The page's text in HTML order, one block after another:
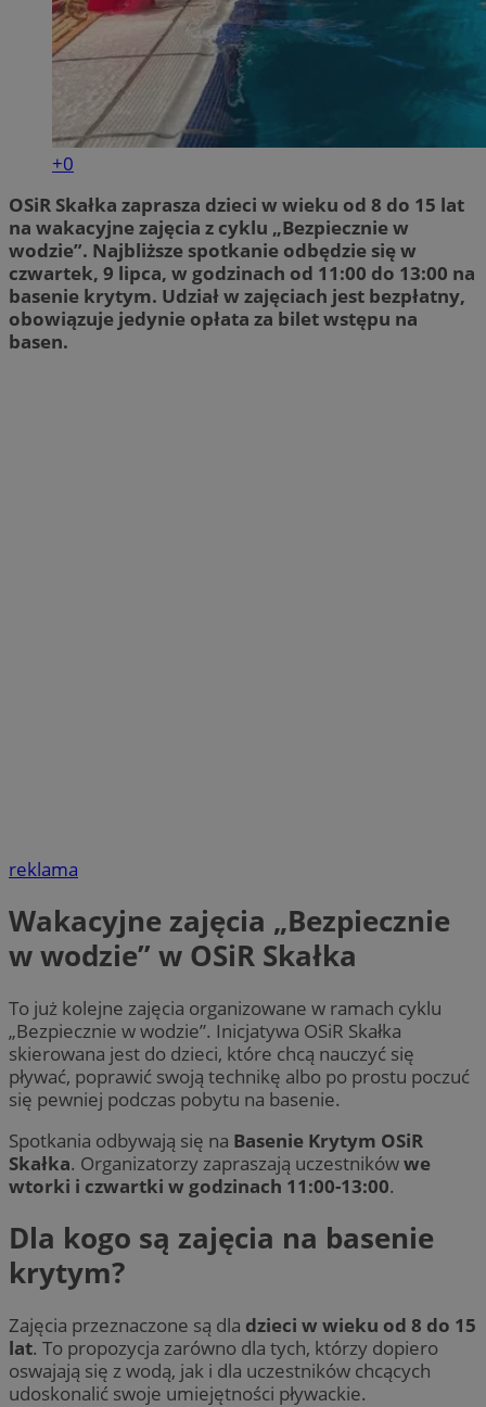
+0
OSiR Skałka zaprasza dzieci w wieku od 8 do 15 lat
na wakacyjne zajęcia z cyklu „Bezpiecznie w
wodzie”. Najbliższe spotkanie odbędzie się w
czwartek, 9 lipca, w godzinach od 11:00 do 13:00 na
basenie krytym. Udział w zajęciach jest bezpłatny,
obowiązuje jedynie opłata za bilet wstępu na
basen.
reklama
Wakacyjne zajęcia „Bezpiecznie
w wodzie” w OSiR Skałka
To już kolejne zajęcia organizowane w ramach cyklu
„Bezpiecznie w wodzie”. Inicjatywa OSiR Skałka
skierowana jest do dzieci, które chcą nauczyć się
pływać, poprawić swoją technikę albo po prostu poczuć
się pewniej podczas pobytu na basenie.
Spotkania odbywają się na Basenie Krytym OSiR
Skałka. Organizatorzy zapraszają uczestnikówwe
wtorki i czwartki w godzinach 11:00-13:00.
Dla kogo są zajęcia na basenie
krytym?
Zajęcia przeznaczone są dla dzieci w wieku od 8 do 15
lat. To propozycja zarówno dla tych, którzy dopiero
oswajają się z wodą, jak i dla uczestników chcących
udoskonalić swoje umiejętności pływackie.